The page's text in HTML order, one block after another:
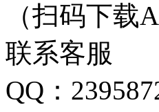
（扫码下载
联系客服
QQ：